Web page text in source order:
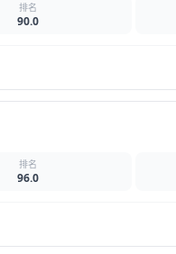
排名
90.0
排名
96.0